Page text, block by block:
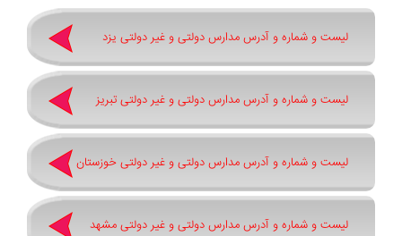
لیست و شماره و آدرس مدارس دولتی و غیر دولتی یزد
لیست و شماره و آدرس مدارس دولتی و غیر دولتی تبریز
لیست و شماره و آدرس مدارس دولتی و غیر دولتی خوزستان
لیست و شماره و آدرس مدارس دولتی و غیر دولتی مشهد